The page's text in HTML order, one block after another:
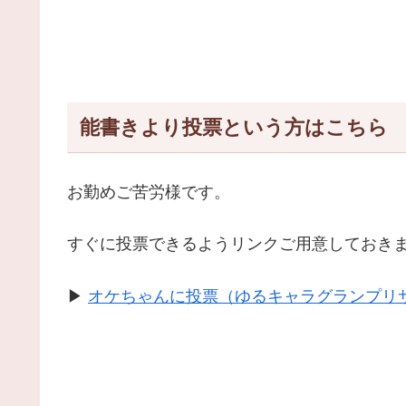
能書きより投票という方はこちら
お勤めご苦労様です。
すぐに投票できるようリンクご用意しておきま
▶ オケちゃんに投票（ゆるキャラグランプリ